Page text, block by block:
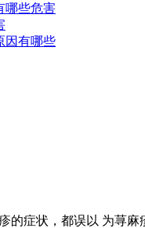
哪些危害
因有哪些
的症状，都误以 为荨麻